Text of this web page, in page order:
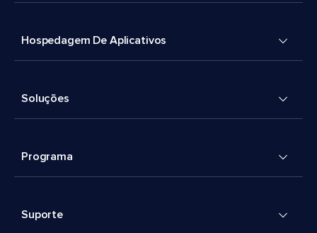
Hospedagem De Aplicativos
Soluções
Programa
Suporte